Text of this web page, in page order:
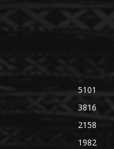
5101
3816
2158
1982